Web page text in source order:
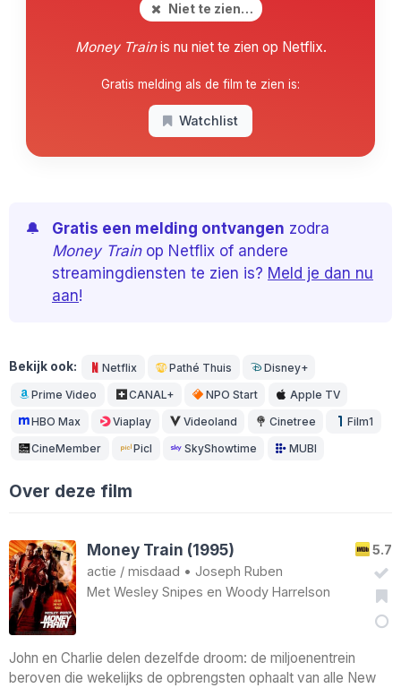
Niet te zien…
Money Trainis nu niet te zien op Netflix.
Gratis melding als de film te zien is:
Watchlist
🔔 Gratis een melding ontvangen zodra
Money Trainop Netflix of andere
streamingdiensten te zien is? Meld je dan nu
aan!
Bekijk ook: Netflix Pathé Thuis Disney+
Prime Video CANAL+ NPO Start Apple TV
HBO Max Viaplay Videoland Cinetree Film1
CineMember Picl SkyShowtime MUBI
Over deze film
5.7
Money Train (1995)
actie / misdaad • Joseph Ruben
Met Wesley Snipes en Woody Harrelson
John en Charlie delen dezelfde droom: de miljoenentrein
beroven die wekelijks de opbrengsten ophaalt van alle New